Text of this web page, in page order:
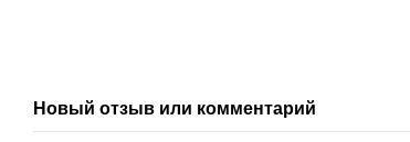
Новый отзыв или комментарий